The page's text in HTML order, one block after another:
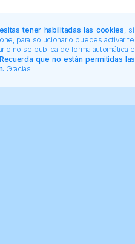
tener habilitadas las cookies ,
para solucionarlo puedes activar
no se publica de forma
Recuerda que no están permitidas
Gracias.